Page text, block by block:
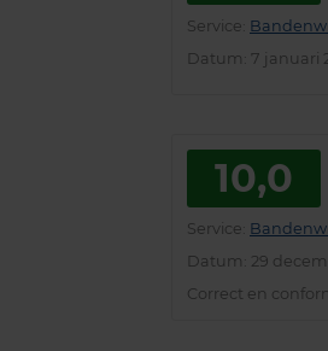
Service
Datum : 7 januari
10,0
Service
Datum
: 29
Correct en